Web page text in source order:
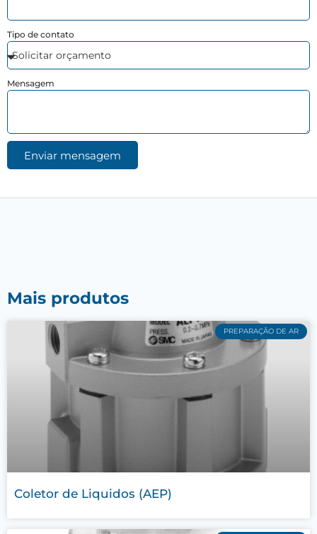
Tipo de contato
Mensagem
Enviar mensagem
Mais produtos
PREPARAÇÃO DE AR
Coletor de Liquidos (AEP)